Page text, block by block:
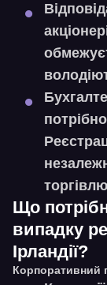
Що
випадку
Ірландії?
Корпоративний